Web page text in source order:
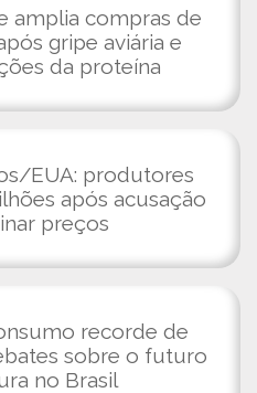
amplia compras de
gripe aviária e
da proteína
EUA: produtores
após acusação
preços
recorde de
sobre o futuro
no Brasil